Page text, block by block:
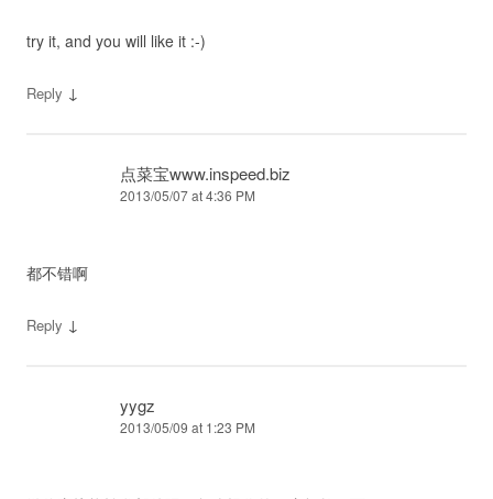
try it, and you will like it :-)
Reply ↓
点菜宝www.inspeed.biz
2013/05/07 at 4:36 PM
都不错啊
Reply ↓
yygz
2013/05/09 at 1:23 PM